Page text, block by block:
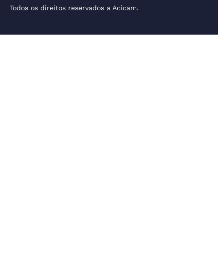
Todos os direitos reservados a Acicam.